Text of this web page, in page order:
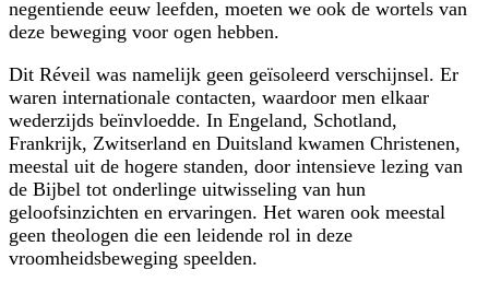
negentiende eeuw leefden, moeten we ook de wortels van
deze beweging voor ogen hebben.
Dit Réveil was namelijk geen geïsoleerd verschijnsel. Er
waren internationale contacten, waardoor men elkaar
wederzijds beïnvloedde. In Engeland, Schotland,
Frankrijk, Zwitserland en Duitsland kwamen Christenen,
meestal uit de hogere standen, door intensieve lezing van
de Bijbel tot onderlinge uitwisseling van hun
geloofsinzichten en ervaringen. Het waren ook meestal
geen theologen die een leidende rol in deze
vroomheidsbeweging speelden.